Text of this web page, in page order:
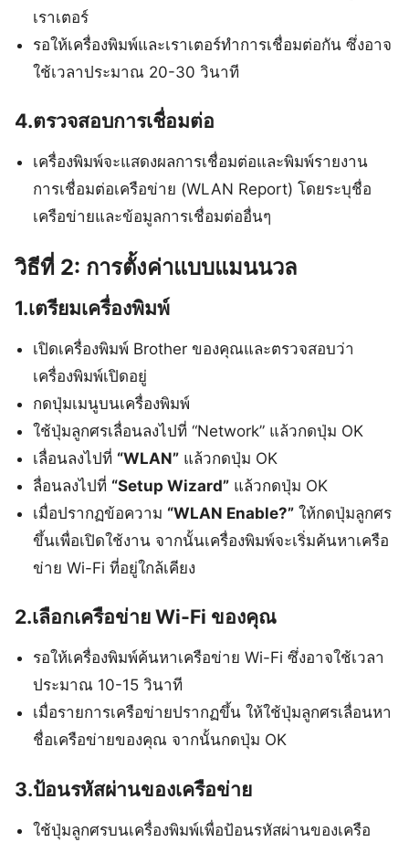
เราเตอร์
รอให้เครื่องพิมพ์และเราเตอร์ทำการเชื่อมต่อกัน ซึ่งอาจ
ใช้เวลาประมาณ 20-30 วินาที
4.ตรวจสอบการเชื่อมต่อ
เครื่องพิมพ์จะแสดงผลการเชื่อมต่อและพิมพ์รายงาน
การเชื่อมต่อเครือข่าย (WLAN Report) โดยระบุชื่อ
เครือข่ายและข้อมูลการเชื่อมต่ออื่นๆ
วิธีที่ 2: การตั้งค่าแบบแมนนวล
1.เตรียมเครื่องพิมพ์
เปิดเครื่องพิมพ์ Brother ของคุณและตรวจสอบว่า
เครื่องพิมพ์เปิดอยู่
กดปุ่มเมนูบนเครื่องพิมพ์
ใช้ปุ่มลูกศรเลื่อนลงไปที่ “Network” แล้วกดปุ่ม OK
เลื่อนลงไปที่ “WLAN” แล้วกดปุ่ม OK
ลื่อนลงไปที่ “Setup Wizard” แล้วกดปุ่ม OK
เมื่อปรากฏข้อความ “WLAN Enable?” ให้กดปุ่มลูกศร
ขึ้นเพื่อเปิดใช้งาน จากนั้นเครื่องพิมพ์จะเริ่มค้นหาเครือ
ข่าย Wi-Fi ที่อยู่ใกล้เคียง
2.เลือกเครือข่าย Wi-Fi ของคุณ
รอให้เครื่องพิมพ์ค้นหาเครือข่าย Wi-Fi ซึ่งอาจใช้เวลา
ประมาณ 10-15 วินาที
เมื่อรายการเครือข่ายปรากฏขึ้น ให้ใช้ปุ่มลูกศรเลื่อนหา
ชื่อเครือข่ายของคุณ จากนั้นกดปุ่ม OK
3.ป้อนรหัสผ่านของเครือข่าย
ใช้ปุ่มลูกศรบนเครื่องพิมพ์เพื่อป้อนรหัสผ่านของเครือ